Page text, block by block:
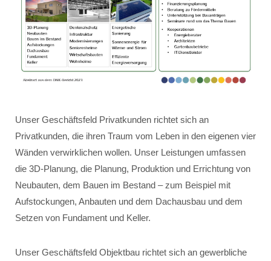
Unser Geschäftsfeld Privatkunden richtet sich an
Privatkunden, die ihren Traum vom Leben in den eigenen vier
Wänden verwirklichen wollen. Unser Leistungen umfassen
die 3D-Planung, die Planung, Produktion und Errichtung von
Neubauten, dem Bauen im Bestand – zum Beispiel mit
Aufstockungen, Anbauten und dem Dachausbau und dem
Setzen von Fundament und Keller.
Unser Geschäftsfeld Objektbau richtet sich an gewerbliche